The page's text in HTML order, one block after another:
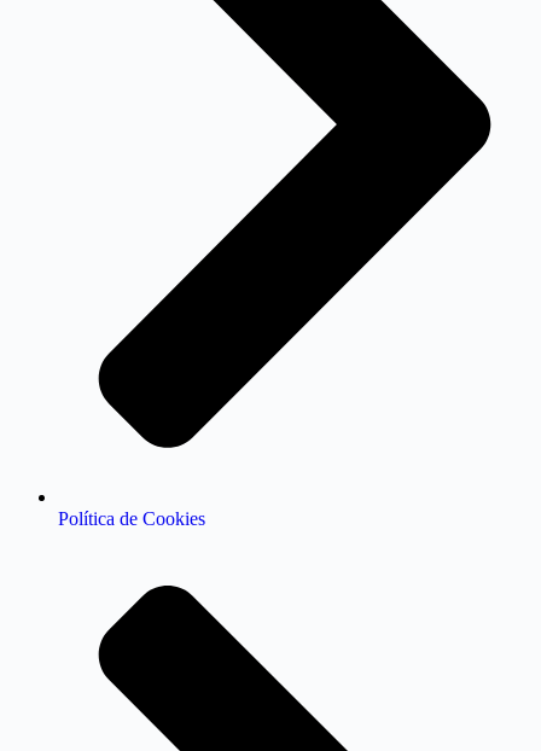
Política de Cookies